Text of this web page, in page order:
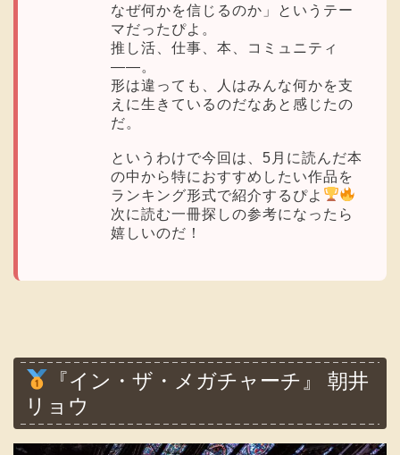
なぜ何かを信じるのか」というテー
マだったぴよ。
推し活、仕事、本、コミュニティ
――。
形は違っても、人はみんな何かを支
えに生きているのだなあと感じたの
だ。
というわけで今回は、5月に読んだ本
の中から特におすすめしたい作品を
ランキング形式で紹介するぴよ
次に読む一冊探しの参考になったら
嬉しいのだ！
『イン・ザ・メガチャーチ』 朝井
リョウ